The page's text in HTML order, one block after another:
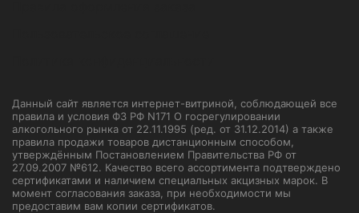
Данный сайт является интернет-витриной, соблюдающей все
правила и условия ФЗ РФ N171 О госрегулировании
алкогольного рынка от 22.11.1995 (ред. от 31.12.2014) а также
правила продажи товаров дистанционным способом,
утверждённым Постановлением Правительства РФ от
27.09.2007 №612. Качество всего ассортимента подтверждено
сертификатами и наличием специальных акцизных марок. В
момент согласования заказа, при необходимости мы
предоставим вам копии сертификатов.